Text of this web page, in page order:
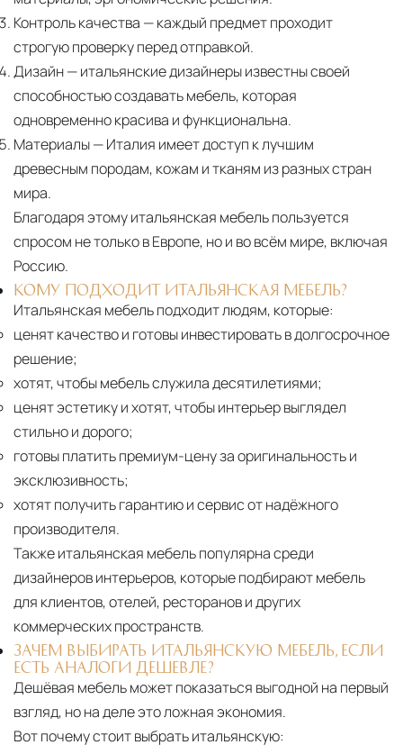
Контроль качества — каждый предмет проходит
строгую проверку перед отправкой.
Дизайн— итальянские дизайнеры известны своей
способностью создавать мебель, которая
одновременно красива и функциональна.
Материалы— Италия имеет доступ к лучшим
древесным породам, кожам и тканям из разных стран
мира.
Благодаря этому итальянская мебель пользуется
спросом не только в Европе, но и во всём мире, включая
Россию.
КОМУ ПОДХОДИТ ИТАЛЬЯНСКАЯ МЕБЕЛЬ?
Итальянская мебель подходит людям, которые:
ценят качество и готовы инвестировать в долгосрочное
решение;
хотят, чтобы мебель служила десятилетиями;
ценят эстетику и хотят, чтобы интерьер выглядел
стильно и дорого;
готовы платить премиум-цену за оригинальность и
эксклюзивность;
хотят получить гарантию и сервис от надёжного
производителя.
Также итальянская мебель популярна среди
дизайнеров интерьеров, которые подбирают мебель
для клиентов, отелей, ресторанов и других
коммерческих пространств.
ЗАЧЕМ ВЫБИРАТЬ ИТАЛЬЯНСКУЮ МЕБЕЛЬ, ЕСЛИ
ЕСТЬ АНАЛОГИ ДЕШЕВЛЕ?
Дешёвая мебель может показаться выгодной на первый
взгляд, но на деле это ложная экономия.
Вот почему стоит выбрать итальянскую: